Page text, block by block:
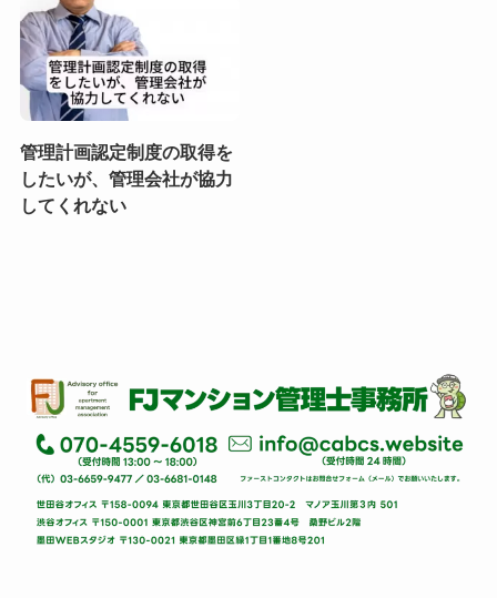
管理計画認定制度の取得を
したいが、管理会社が協力
してくれない